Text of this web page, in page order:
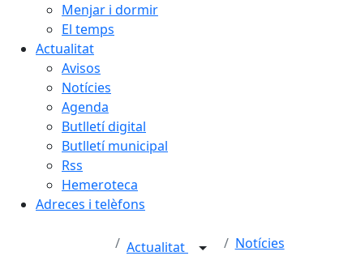
Menjar i dormir
El temps
Actualitat
Avisos
Notícies
Agenda
Butlletí digital
Butlletí municipal
Rss
Hemeroteca
Adreces i telèfons
Actualitat Notícies